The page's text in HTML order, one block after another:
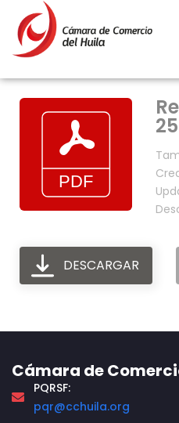
DESCARGAR
Cámara de
PQRSF:
pqr@cchuila.org